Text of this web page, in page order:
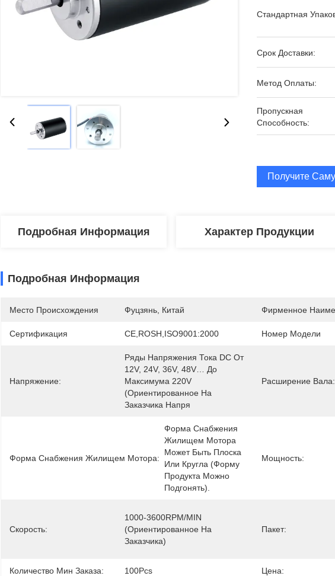
Стандартная
Срок Доставки:
Метод Оплаты:
Пропускная
Способность:
Получите
Подробная Информация Характер Продукции
Подробная Информация
Место Происхождения Фуцзянь, Китай Фирменное
Сертификация CE,ROSH,ISO9001:2000 Номер Модели
Напряжение:
Ряды Напряжения Тока DC От
12V, 24V, 36V, 48V… До
Максимума 220V
(ориентированное На
Заказчика Напря
Расширение Вала:
Форма Снабжения Жилищем Мотора:
Форма Снабжения
Жилищем Мотора
Может Быть Плоска
Или Кругла (форму
Продукта Можно
Подгонять).
Мощность:
Скорость:
1000-3600RPM/MIN
(ориентированное На
Заказчика)
Пакет:
Количество Мин Заказа: 100Pcs Цена: